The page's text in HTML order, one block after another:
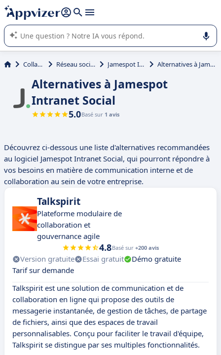
répondre (plusieurs lignes avec
L'IA de Appvizer vous guide dans l'utilisation ou la sélection de
logiciel SaaS en entreprise.
Collaboration Réseau social d'entreprise Jamespot Intranet Social Alternatives à Jamespot Intranet Social
Alternatives à Jamespot
Intranet Social
5.0Basé sur 1 avis
Découvrez ci-dessous une liste d'alternatives recommandées
au logiciel Jamespot Intranet Social, qui pourront répondre à
vos besoins en matière de communication interne et de
collaboration au sein de votre entreprise.
Talkspirit
Plateforme modulaire de
collaboration et
gouvernance agile
4.8Basé sur +200 avis
Version gratuite Essai gratuit
Démo gratuite
Tarif sur demande
Talkspirit est une solution de communication et de
collaboration en ligne qui propose des outils de
messagerie instantanée, de gestion de tâches, de partage
de fichiers, ainsi que des espaces de travail
personnalisables. Conçu pour faciliter le travail d'équipe,
Talkspirit se distingue par ses multiples fonctionnalités.